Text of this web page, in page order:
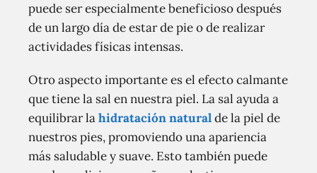
puede ser especialmente beneficioso después
de un largo día de estar de pie o de realizar
actividades físicas intensas.
Otro aspecto importante es el efecto calmante
que tiene la sal en nuestra piel. La sal ayuda a
equilibrar lahidratación naturalde la piel de
nuestros pies, promoviendo una apariencia
más saludable y suave. Esto también puede